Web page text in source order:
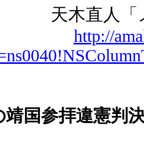
天木直人
http://
靖国参拝違憲判